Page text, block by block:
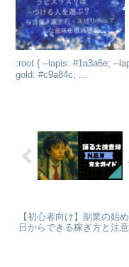
:root { --lapis: #1a3a6e; --
gold: #c9a84c; ...
【初心者向け】副業の始
日からできる稼ぎ方と注